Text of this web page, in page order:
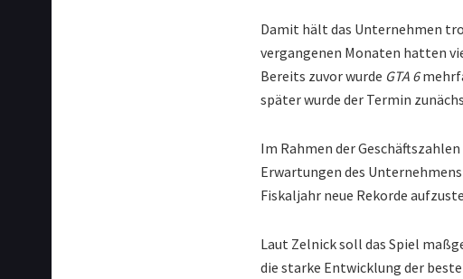
Damit hält das Unternehmen
vergangenen Monaten hatten
Bereits zuvor wurde GTA 6
später wurde der Termin
Im Rahmen der
Erwartungen des
Fiskaljahr neue Rekorde
Laut Zelnick soll das Spiel
die starke Entwicklung der